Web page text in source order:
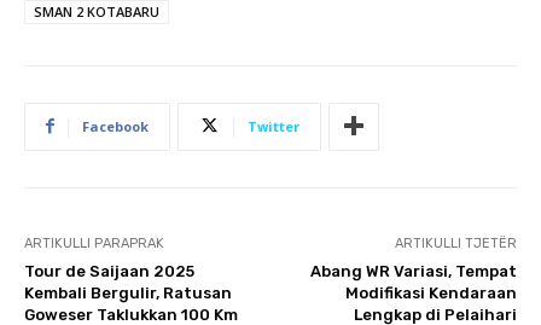
SMAN 2 KOTABARU
Facebook Twitter
ARTIKULLI PARAPRAK
Tour de Saijaan 2025
Kembali Bergulir, Ratusan
Goweser Taklukkan 100 Km
ARTIKULLI TJETËR
Abang WR Variasi, Tempat
Modifikasi Kendaraan
Lengkap di Pelaihari